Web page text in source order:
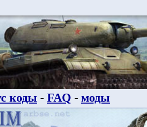
коды - FAQ - моды